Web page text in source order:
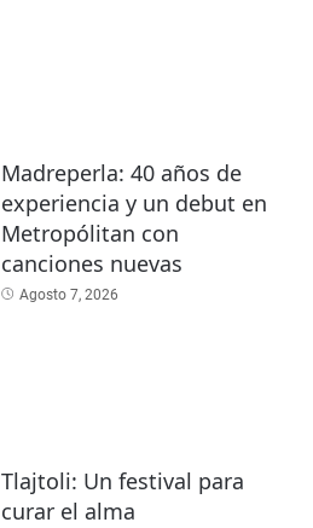
Madreperla: 40 años de
experiencia y un debut en
Metropólitan con
canciones nuevas
Agosto 7, 2026
Tlajtoli: Un festival para
curar el alma